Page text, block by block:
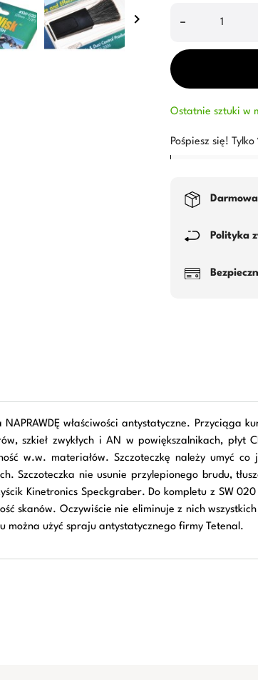
keyboard_arrow_right –
Ostatnie sztuki w
Pośpiesz się! Tylko
Polityka
właściwości antystatyczne. Przyciąga
szkieł zwykłych i AN w powiększalnikach, płyt
w.w. materiałów. Szczoteczkę należy umyć
Szczoteczka nie usunie przylepionego brudu,
Kinetronics Speckgraber. Do kompletu z SW
skanów. Oczywiście nie eliminuje z nich
można użyć spraju antystatycznego firmy Tetenal.